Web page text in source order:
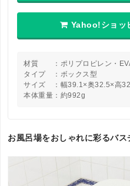
Yahoo!ショッ
材質 ：ポリプロピレン・
タイプ ：ボックス型
サイズ ：幅39.1×奥32.5×高
本体重量：約992g
お風呂場をおしゃれに彩るバス